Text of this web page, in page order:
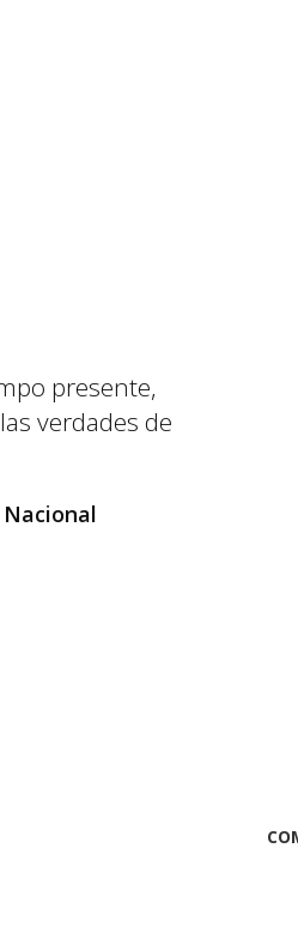
presente,
verdades de
Nacional